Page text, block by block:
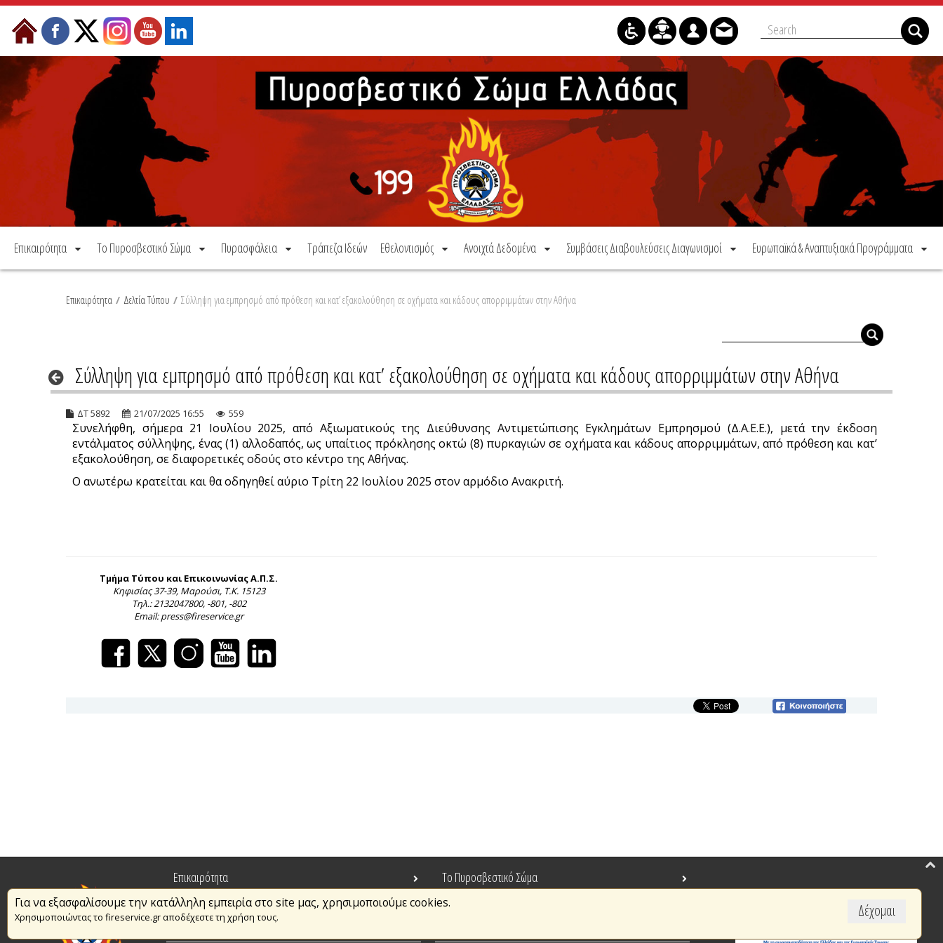
Μετάβαση στο περιεχόμενο
Επικαιρότητα Το Πυροσβεστικό Σώμα Πυρασφάλεια Τράπεζα Ιδεών Εθελοντισμός Ανοιχτά Δεδομένα Συμβάσεις Διαβουλεύσεις Διαγωνισμοί Ευρωπαϊκά & Αναπτυξιακά Προγράμματα
Επικαιρότητα / Δελτία Τύπου / Σύλληψη για εμπρησμό από πρόθεση και κατ’ εξακολούθηση σε οχήματα και κάδους απορριμμάτων στην Αθήνα
Σύλληψη για εμπρησμό από πρόθεση και κατ’ εξακολούθηση σε οχήματα και κάδους απορριμμάτων στην Αθήνα
ΔΤ 5892 21/07/2025 16:55 559
Συνελήφθη, σήμερα 21 Ιουλίου 2025, από Αξιωματικούς της Διεύθυνσης Αντιμετώπισης Εγκλημάτων Εμπρησμού (Δ.Α.Ε.Ε.), μετά την έκδοση
εντάλματος σύλληψης, ένας (1) αλλοδαπός, ως υπαίτιος πρόκλησης οκτώ (8) πυρκαγιών σε οχήματα και κάδους απορριμμάτων, από πρόθεση και κατ’
εξακολούθηση, σε διαφορετικές οδούς στο κέντρο της Αθήνας.
Ο ανωτέρω κρατείται και θα οδηγηθεί αύριο Τρίτη 22 Ιουλίου 2025 στον αρμόδιο Ανακριτή.
Τμήμα Τύπου και Επικοινωνίας Α.Π.Σ.
Κηφισίας 37-39, Μαρούσι, Τ.Κ. 15123
Τηλ.: 2132047800, -801, -802
Email: press@fireservice.gr
Δέχομαι
Για να εξασφαλίσουμε την κατάλληλη εμπειρία στο site μας, χρησιμοποιούμε cookies.
Χρησιμοποιώντας το fireservice.gr αποδέχεστε τη χρήση τους.
Επικαιρότητα
Το Πυροσβεστικό Σώμα
Πυρασφάλεια
Τράπεζα Ιδεών